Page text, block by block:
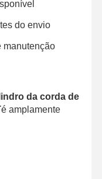
do envio
manutenção
da corda de
é amplamente